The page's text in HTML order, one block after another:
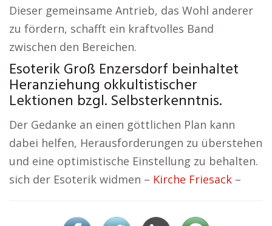
Dieser gemeinsame Antrieb, das Wohl anderer
zu fördern, schafft ein kraftvolles Band
zwischen den Bereichen.
Esoterik Groß Enzersdorf beinhaltet
Heranziehung okkultistischer
Lektionen bzgl. Selbsterkenntnis.
Der Gedanke an einen göttlichen Plan kann
dabei helfen, Herausforderungen zu überstehen
und eine optimistische Einstellung zu behalten.
sich der Esoterik widmen – Kirche Friesack –